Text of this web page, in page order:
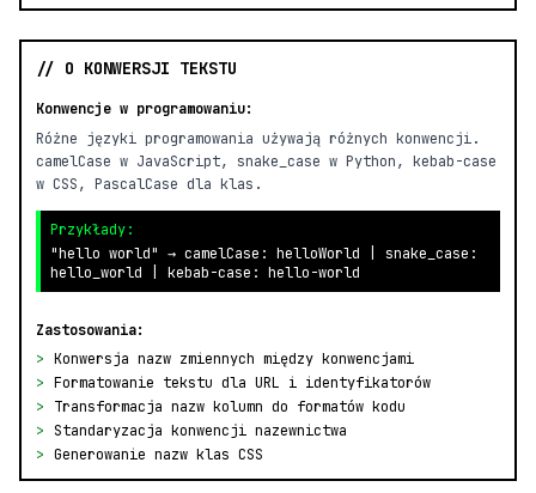
// O KONWERSJI TEKSTU
Konwencje w programowaniu:
Różne języki programowania używają różnych konwencji.
camelCase w JavaScript, snake_case w Python, kebab-case
w CSS, PascalCase dla klas.
Przykłady:
"hello world" → camelCase: helloWorld | snake_case:
hello_world | kebab-case: hello-world
Zastosowania:
> Konwersja nazw zmiennych między konwencjami
> Formatowanie tekstu dla URL i identyfikatorów
>
Transformacja nazw kolumn do formatów kodu
>
Standaryzacja konwencji nazewnictwa
> Generowanie nazw klas CSS